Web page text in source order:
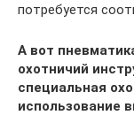
потребуется
А вот
охотничий
специальная
использование